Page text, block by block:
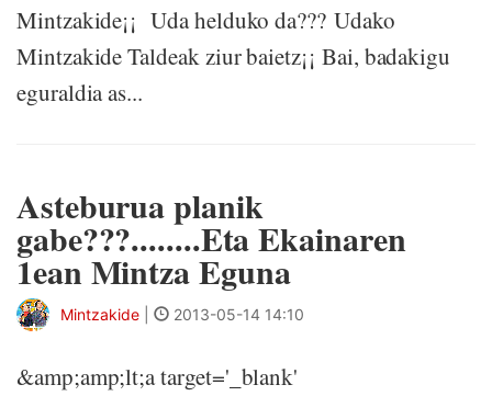
Mintzakide¡¡ Uda helduko da??? Udako
Mintzakide Taldeak ziur baietz¡¡ Bai, badakigu
eguraldia as...
Asteburua planik
gabe???........Eta Ekainaren
1ean Mintza Eguna
Mintzakide 2013-05-14 14:10
&amp;amp;lt;a target='_blank'